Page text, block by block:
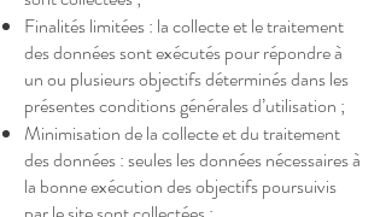
Finalités limitées : la collecte et le traitement
des données sont exécutés pour répondre à
un ou plusieurs objectifs déterminés dans les
présentes conditions générales d’utilisation ;
Minimisation de la collecte et du traitement
des données : seules les données nécessaires à
la bonne exécution des objectifs poursuivis